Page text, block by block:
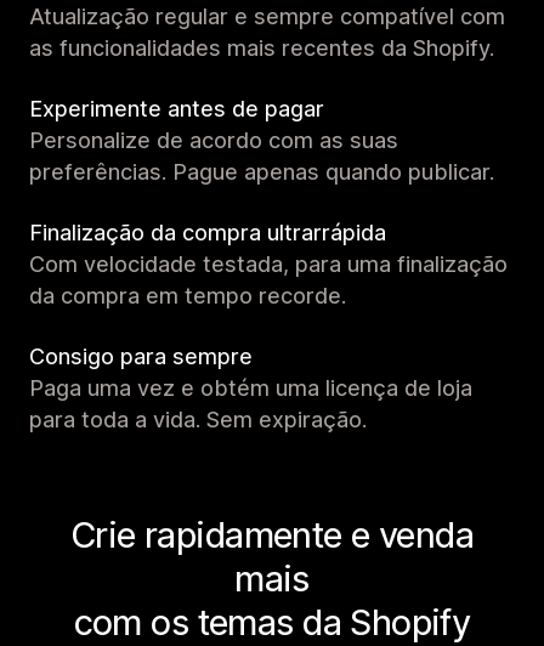
Atualização regular e sempre compatível com
as funcionalidades mais recentes da Shopify.
Experimente antes de pagar
Personalize de acordo com as suas
preferências. Pague apenas quando publicar.
Finalização da compra ultrarrápida
Com velocidade testada, para uma finalização
da compra em tempo recorde.
Consigo para sempre
Paga uma vez e obtém uma licença de loja
para toda a vida. Sem expiração.
Crie rapidamente e venda
mais
com os temas da Shopify